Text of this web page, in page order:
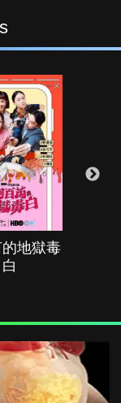
地獄毒
白